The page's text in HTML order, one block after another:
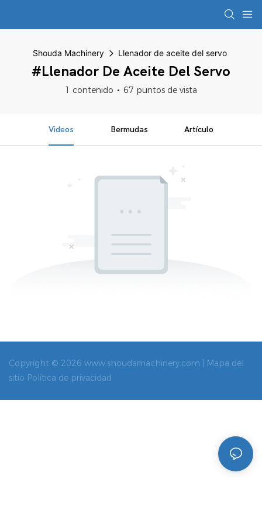
Shouda Machinery Llenador de aceite del servo
#Llenador De Aceite Del Servo
1 contenido 67 puntos de vista
Videos Bermudas Artículo
Copyright © 2026 www.shoudamachinery.com |
Mapa del
sitio Política de privacidad